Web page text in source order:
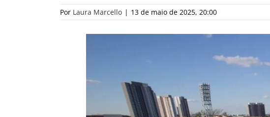
Por Laura Marcello | 13 de maio de 2025, 20:00